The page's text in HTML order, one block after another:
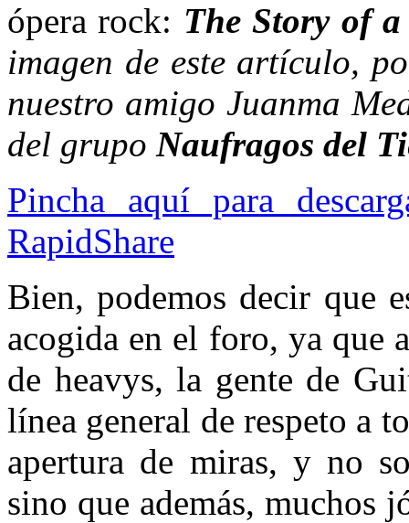
ópera rock: The Story of
imagen de este artículo,
nuestro amigo Juanma
del grupo Naufragos del
Pincha aquí para
RapidShare
Bien, podemos decir que
acogida en el foro, ya que
de heavys, la gente de
línea general de respeto a
apertura de miras, y no
sino que además, muchos